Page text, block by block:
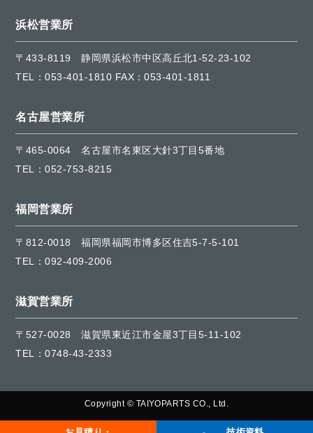
浜松営業所
〒433-8119
静岡県浜松市中区高丘北1-52-23-102
TEL：053-401-1810 FAX：053-401-1811
名古屋営業所
〒465-0064
名古屋市名東区大針3丁目5番地
TEL：052-753-8215
福岡営業所
〒812-0018
福岡県福岡市博多区住吉5-7-5-101
TEL：092-409-2006
滋賀営業所
〒527-0028
滋賀県東近江市金屋3丁目5-11-102
TEL：0748-43-2333
Copyright © TAIYOPARTS CO., Ltd.